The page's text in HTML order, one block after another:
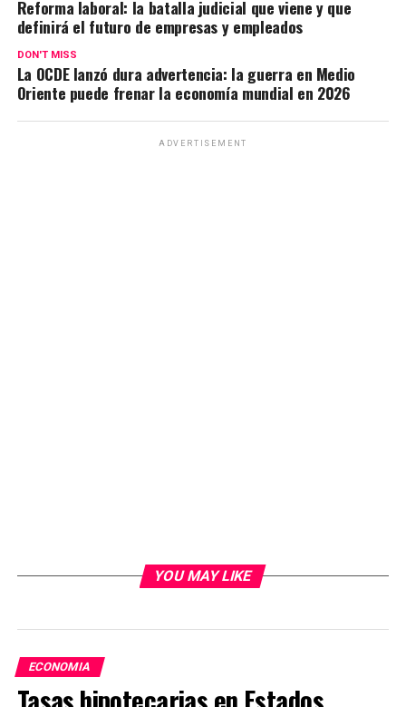
A
p
p
o
k
a
n
ar
Reforma laboral: la batalla judicial que viene y que
definirá el futuro de empresas y empleados
DON'T MISS
La OCDE lanzó dura advertencia: la guerra en Medio
Oriente puede frenar la economía mundial en 2026
ADVERTISEMENT
YOU MAY LIKE
ECONOMIA